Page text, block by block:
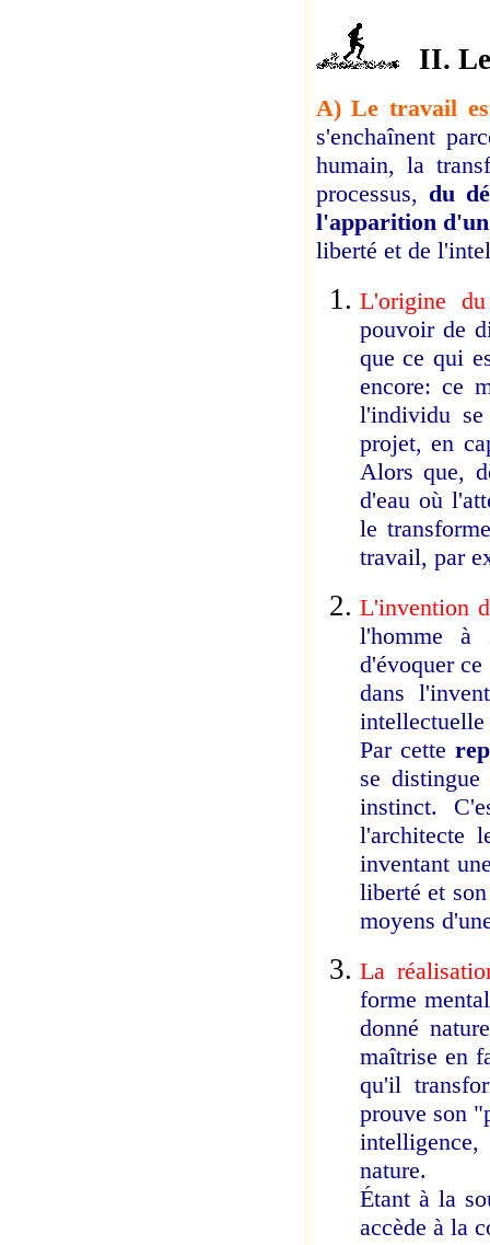
II.
A) Le travail
s'enchaînent
humain, la
processus, du
l'apparition
liberté et de
L'origine
pouvoir de
que ce qui
encore: ce
l'individu
projet, en
Alors que,
d'eau où
le
travail, par
L'invention
l'homme à
d'évoquer
dans
Par cette
se
instinct.
l'architecte
inventant
liberté et
moyens
La
forme
donné
maîtrise en
qu'il
prouve son
nature.
Étant à la
accède à la